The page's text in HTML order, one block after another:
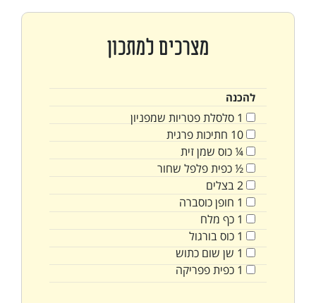
מצרכים למתכון
להכנה
1 סלסלת פטריות שמפניון
10 חתיכות פרגית
¼כוס שמן זית
½כפיתפלפל שחור
2בצלים
1 חופןכוסברה
1 כף מלח
1 כוסבורגול
1 שן שום כתוש
1 כפיתפפריקה